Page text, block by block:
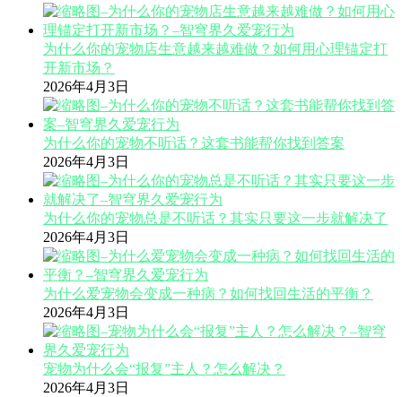
为什么你的宠物店生意越来越难做？如何用心理锚定打
开新市场？
2026年4月3日
为什么你的宠物不听话？这套书能帮你找到答案
2026年4月3日
为什么你的宠物总是不听话？其实只要这一步就解决了
2026年4月3日
为什么爱宠物会变成一种病？如何找回生活的平衡？
2026年4月3日
宠物为什么会“报复”主人？怎么解决？
2026年4月3日